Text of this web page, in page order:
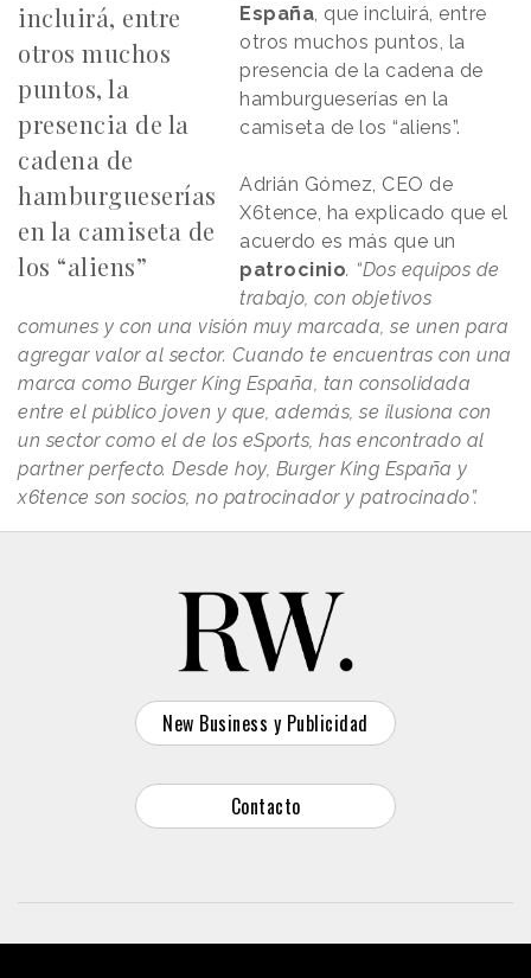
incluirá, entre
otros muchos
puntos, la
presencia de la
cadena de
hamburgueserías
en la camiseta de
los “aliens”
España, que incluirá, entre
otros muchos puntos, la
presencia de la cadena de
hamburgueserías en la
camiseta de los “aliens”.
Adrián Gómez, CEO de
X6tence, ha explicado que el
acuerdo es más que un
patrocinio. “Dos equipos de
trabajo, con objetivos
comunes y con una visión muy marcada, se unen para
agregar valor al sector. Cuando te encuentras con una
marca como Burger King España, tan consolidada
entre el público joven y que, además, se ilusiona con
un sector como el de los eSports, has encontrado al
partner perfecto. Desde hoy, Burger King España y
x6tence son socios, no patrocinador y patrocinado”.
New Business y Publicidad
Contacto
© 2026 Reason Why